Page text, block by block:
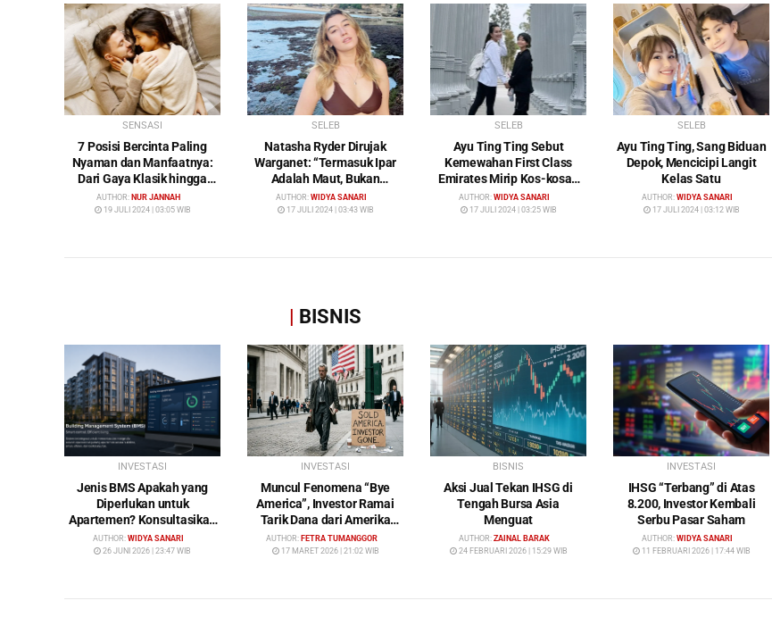
SENSASI
7 Posisi Bercinta Paling
Nyaman dan Manfaatnya:
Dari Gaya Klasik hingga
Gunting
AUTHOR: NUR JANNAH
19 JULI 2024 | 03:05 WIB
SELEB
Natasha Ryder Dirujak
Warganet: “Termasuk Ipar
Adalah Maut, Bukan
Mendamaikan Malah
Menyiram Bensin”
AUTHOR: WIDYA SANARI
17 JULI 2024 | 03:43 WIB
SELEB
Ayu Ting Ting Sebut
Kemewahan First Class
Emirates Mirip Kos-kosan
Mewah
AUTHOR: WIDYA SANARI
17 JULI 2024 | 03:25 WIB
SELEB
Ayu Ting Ting, Sang Biduan
Depok, Mencicipi Langit
Kelas Satu
AUTHOR: WIDYA SANARI
17 JULI 2024 | 03:12 WIB
BISNIS
INVESTASI
Jenis BMS Apakah yang
Diperlukan untuk
Apartemen? Konsultasikan
Keperluan Anda Bersama
Bybamms!
AUTHOR: WIDYA SANARI
26 JUNI 2026 | 23:47 WIB
INVESTASI
Muncul Fenomena “Bye
America”, Investor Ramai
Tarik Dana dari Amerika
Serikat: Wall Street Mulai
Ditinggalkan
AUTHOR: FETRA TUMANGGOR
17 MARET 2026 | 21:02 WIB
BISNIS
Aksi Jual Tekan IHSG di
Tengah Bursa Asia
Menguat
AUTHOR: ZAINAL BARAK
24 FEBRUARI 2026 | 15:29 WIB
INVESTASI
IHSG “Terbang” di Atas
8.200, Investor Kembali
Serbu Pasar Saham
AUTHOR: WIDYA SANARI
11 FEBRUARI 2026 | 17:44 WIB